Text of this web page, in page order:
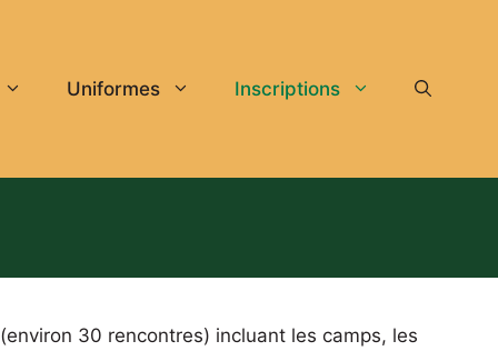
Uniformes Inscriptions
30 rencontres) incluant les camps, les